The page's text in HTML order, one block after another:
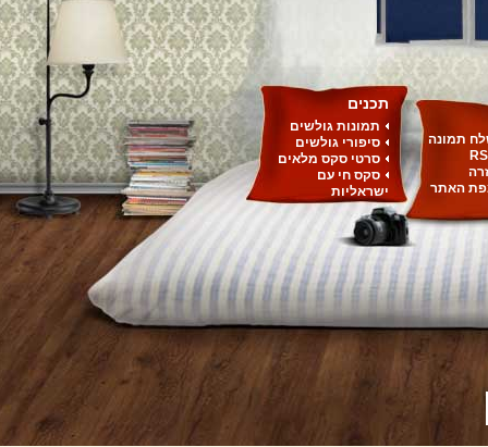
תמונה
האתר
תכנים
תמונות גולשים
סיפורי גולשים
סרטי סקס מלאים
סקס חי עם
ישראליות